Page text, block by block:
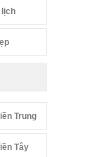
lịch
Trung
Tây